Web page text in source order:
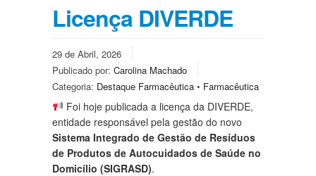
Licença DIVERDE
29 de Abril, 2026
Publicado por: Carolina Machado
Categoria: Destaque Farmacêutica • Farmacêutica
Foi hoje publicada a licença da DIVERDE,
entidade responsável pela gestão do novo
Sistema Integrado de Gestão de Resíduos
de Produtos de Autocuidados de Saúde no
Domicílio (SIGRASD).